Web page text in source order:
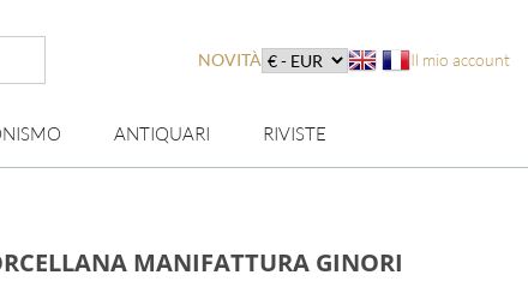
NOVITÀ Il mio account
ANTIQUARI RIVISTE
MANIFATTURA GINORI